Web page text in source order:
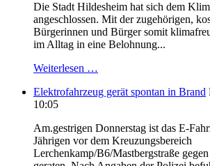
Die Stadt Hildesheim hat sich dem
angeschlossen. Mit der zugehörigen,
Bürgerinnen und Bürger somit
im Alltag in eine Belohnung...
Weiterlesen …
Elektrofahrzeug gerät spontan in Brand
10:05
Am.gestrigen Donnerstag ist das E-
Jährigen vor dem Kreuzungsbereich
Lerchenkamp/B6/Mastbergstraße